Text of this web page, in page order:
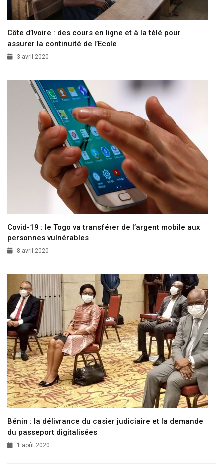
Côte d’Ivoire : des cours en ligne et à la télé pour
assurer la continuité de l’Ecole
3 avril 2020
Covid-19 : le Togo va transférer de l’argent mobile aux
personnes vulnérables
8 avril 2020
Bénin : la délivrance du casier judiciaire et la demande
du passeport digitalisées
1 août 2020